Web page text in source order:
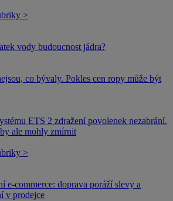
>
vody budoucnost jádra?
co bývaly. Pokles cen ropy může být
ETS 2 zdražení povolenek nezabrání.
ale mohly zmírnit
>
e-commerce: doprava poráží slevy a
v prodejce